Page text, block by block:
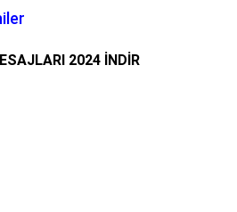
2024 İNDIR